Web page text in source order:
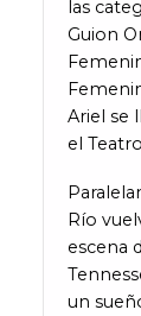
las
Guion
Ariel se
el
Río
escena
un